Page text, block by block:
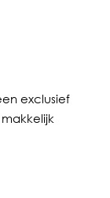
exclusief